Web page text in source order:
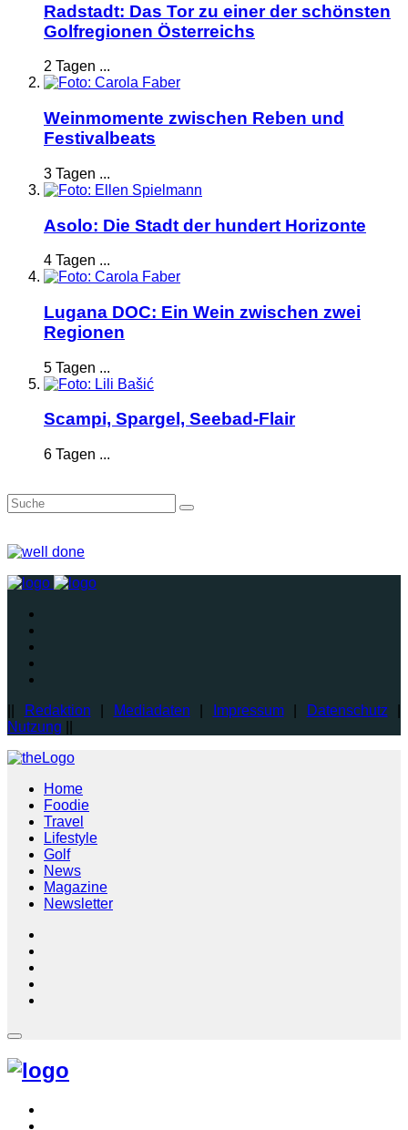
Radstadt: Das Tor zu einer der schönsten
Golfregionen Österreichs
2 Tagen ...
Weinmomente zwischen Reben und
Festivalbeats
3 Tagen ...
Asolo: Die Stadt der hundert Horizonte
4 Tagen ...
Lugana DOC: Ein Wein zwischen zwei
Regionen
5 Tagen ...
Scampi, Spargel, Seebad-Flair
6 Tagen ...
Redaktion Mediadaten Impressum| Datenschutz
Nutzung
Home
Foodie
Travel
Lifestyle
Golf
News
Magazine
Newsletter